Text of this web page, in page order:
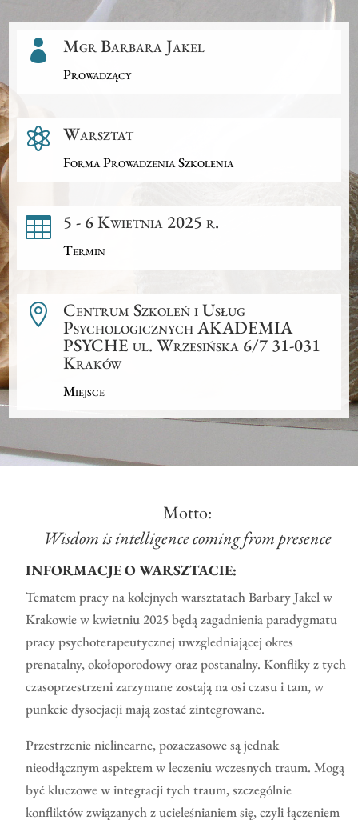
 Mgr Barbara Jakel
Prowadzący
 Warsztat
Forma Prowadzenia Szkolenia
 5 - 6 Kwietnia 2025 r.
Termin
 Centrum Szkoleń i Usług
Psychologicznych AKADEMIA
PSYCHE ul. Wrzesińska 6/7 31-031
Kraków
Miejsce
Motto:
Wisdom is intelligence coming from presence
INFORMACJE O WARSZTACIE:
Tematem pracy na kolejnych warsztatach Barbary Jakel w
Krakowie w kwietniu 2025 będą zagadnienia paradygmatu
pracy psychoterapeutycznej uwzgledniającej okres
prenatalny, okołoporodowy oraz postanalny. Konfliky z tych
czasoprzestrzeni zarzymane zostają na osi czasu i tam, w
punkcie dysocjacji mają zostać zintegrowane.
Przestrzenie nielinearne, pozaczasowe są jednak
nieodłącznym aspektem w leczeniu wczesnych traum. Mogą
być kluczowe w integracji tych traum, szczególnie
konfliktów związanych z ucieleśnianiem się, czyli łączeniem